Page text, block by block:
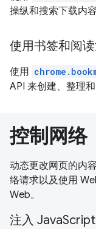
操纵和搜索下载内容
使用书签和阅
使用
API 来创建、整理
控制网络
动态更改网页的内
络请求以及使用
Web。
注入 JavaScript